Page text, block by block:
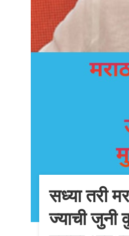
सध्या तरी
ज्याची जुनी